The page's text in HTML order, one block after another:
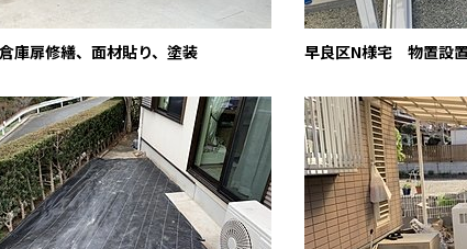
庫扉修繕、面材貼り、塗装 早良区N様宅 物置設